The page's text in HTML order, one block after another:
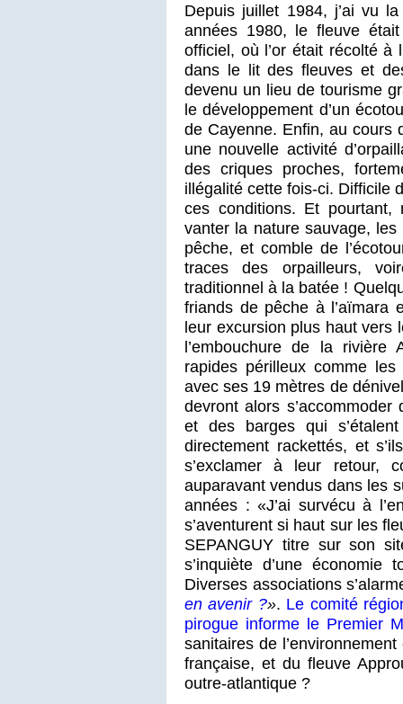
Depuis juillet 1984, j’ai vu
années 1980, le fleuve
officiel, où l’or était récolté à
dans le lit des fleuves et
devenu un lieu de tourisme
le développement d’un
de Cayenne. Enfin, au cours
une nouvelle activité
des criques proches,
illégalité cette fois-ci. Difficile
ces conditions. Et pourtant,
vanter la nature sauvage,
pêche, et comble de
traces des orpailleurs,
traditionnel à la batée !
friands de pêche à l’aïmara
leur excursion plus haut vers
l’embouchure de la rivière
rapides périlleux comme
avec ses 19 mètres de
devront alors
et des barges qui
directement rackettés, et
s’exclamer à leur retour,
auparavant vendus dans les
années : «J’ai survécu à
s’aventurent si haut sur les
SEPANGUY titre sur son
s’inquiète d’une économie
Diverses associations
en avenir ?». Le comité
pirogue informe le Premier
sanitaires de
française, et du fleuve
outre-atlantique ?